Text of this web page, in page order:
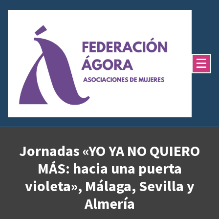
Jornadas «YO YA NO QUIERO
MÁS: hacia una puerta
violeta», Málaga, Sevilla y
Almería